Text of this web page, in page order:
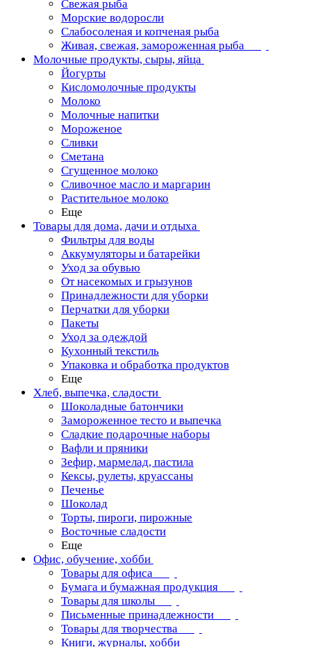
Свежая рыба
Морские водоросли
Слабосоленая и копченая рыба
Живая, свежая, замороженная рыба
Молочные продукты, сыры, яйца
Йогурты
Кисломолочные продукты
Молоко
Молочные напитки
Мороженое
Сливки
Сметана
Сгущенное молоко
Сливочное масло и маргарин
Растительное молоко
Еще
Товары для дома, дачи и отдыха
Фильтры для воды
Аккумуляторы и батарейки
Уход за обувью
От насекомых и грызунов
Принадлежности для уборки
Перчатки для уборки
Пакеты
Уход за одеждой
Кухонный текстиль
Упаковка и обработка продуктов
Еще
Хлеб, выпечка, сладости
Шоколадные батончики
Замороженное тесто и выпечка
Сладкие подарочные наборы
Вафли и пряники
Зефир, мармелад, пастила
Кексы, рулеты, круассаны
Печенье
Шоколад
Торты, пироги, пирожные
Восточные сладости
Еще
Офис, обучение, хобби
Товары для офиса
Бумага и бумажная продукция
Товары для школы
Письменные принадлежности
Товары для творчества
Книги, журналы, хобби